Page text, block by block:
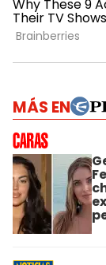
MÁS EN